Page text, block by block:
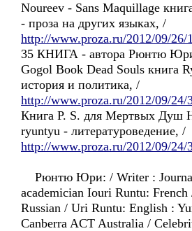
Noureev - Sans Maquillage
- проза на других языках, /
http://www.proza.ru/2012/09/26/
35 КНИГА - автора Рюнтю
Gogol Book Dead Souls книга
история и политика, /
http://www.proza.ru/2012/09/24/
Книга P. S. для Мертвых Душ
ryuntyu - литературоведение, /
http://www.proza.ru/2012/09/24/
Рюнтю Юри: / Writer :
academician Iouri Runtu:
Russian / Uri Runtu: English :
Canberra ACT Australia /